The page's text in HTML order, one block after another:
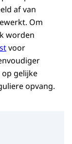
af van
Om
worden
voor
gelijke
opvang.